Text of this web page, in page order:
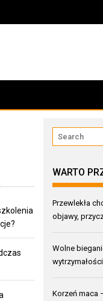
powikłania
WARTO
Przewlekła
objawy,
Wolne
wytrzymałości
Korzeń maca